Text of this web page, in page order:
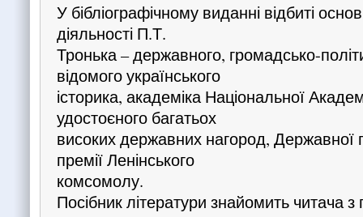
У бібліографічному виданні відбиті
діяльності П.Т.
Тронька – державного, громадсько-
відомого українського
історика, академіка Національної
удостоєного багатьох
високих державних нагород, Державної
премії Ленінського
комсомолу.
Посібник літератури знайомить читача